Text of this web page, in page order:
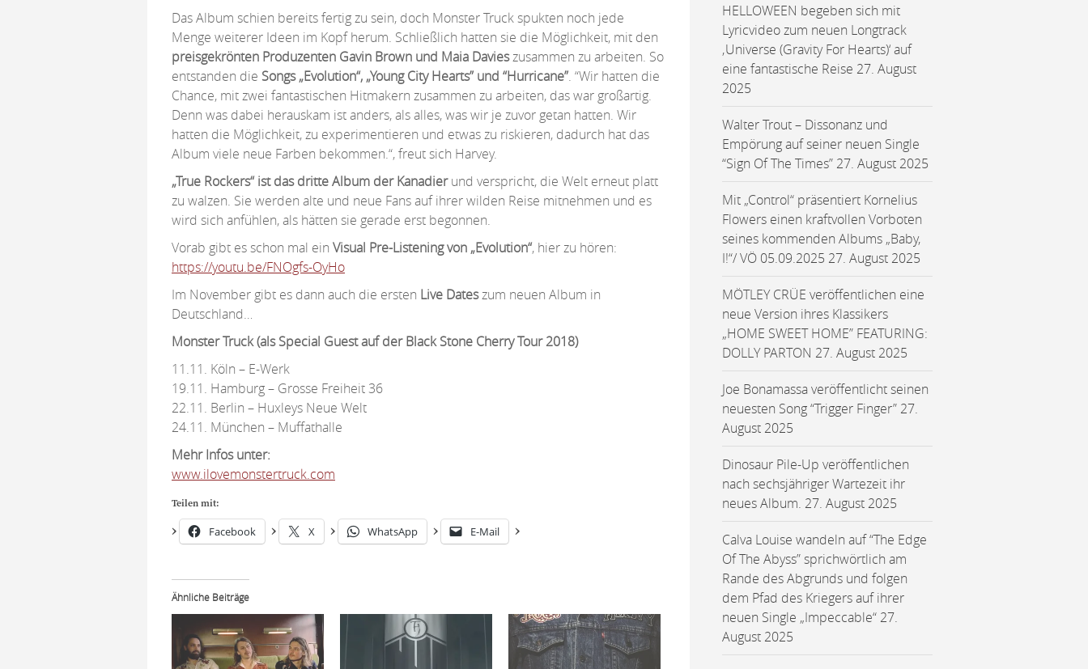
Das Album schien bereits fertig zu sein, doch Monster Truck spukten noch jede
Menge weiterer Ideen im Kopf herum. Schließlich hatten sie die Möglichkeit, mit den
preisgekrönten Produzenten Gavin Brown und Maia Davieszusammen zu arbeiten. So
entstanden die Songs „Evolution“, „Young City Hearts” und “Hurricane”. “Wir hatten die
Chance, mit zwei fantastischen Hitmakern zusammen zu arbeiten, das war großartig.
Denn was dabei herauskam ist anders, als alles, was wir je zuvor getan hatten. Wir
hatten die Möglichkeit, zu experimentieren und etwas zu riskieren, dadurch hat das
Album viele neue Farben bekommen.“, freut sich Harvey.
„True Rockers“ ist das dritte Album der Kanadierund verspricht, die Welt erneut platt
zu walzen. Sie werden alte und neue Fans auf ihrer wilden Reise mitnehmen und es
wird sich anfühlen, als hätten sie gerade erst begonnen.
Vorab gibt es schon mal ein Visual Pre-Listening von „Evolution“, hier zu hören:
https://youtu.be/FNOgfs-OyHo
Im November gibt es dann auch die ersten Live Dateszum neuen Album in
Deutschland…
Monster Truck (als Special Guest auf der Black Stone Cherry Tour 2018)
11.11. Köln – E-Werk
19.11. Hamburg – Grosse Freiheit 36
22.11. Berlin – Huxleys Neue Welt
24.11. München – Muffathalle
Mehr Infos unter:
www.ilovemonstertruck.com
Teilen mit:
Facebook X WhatsApp E-Mail
Ähnliche Beiträge
HELLOWEEN begeben sich mit
Lyricvideo zum neuen Longtrack
‚Universe (Gravity For Hearts)‘ auf
eine fantastische Reise 27. August
2025
Walter Trout – Dissonanz und
Empörung auf seiner neuen Single
“Sign Of The Times” 27. August 2025
Mit „Control“ präsentiert Kornelius
Flowers einen kraftvollen Vorboten
seines kommenden Albums „Baby,
I!“/ VÖ 05.09.2025 27. August 2025
MÖTLEY CRÜE veröffentlichen eine
neue Version ihres Klassikers
„HOME SWEET HOME” FEATURING:
DOLLY PARTON 27. August 2025
Joe Bonamassa veröffentlicht seinen
neuesten Song “Trigger Finger” 27.
August 2025
Dinosaur Pile-Up veröffentlichen
nach sechsjähriger Wartezeit ihr
neues Album. 27. August 2025
Calva Louise wandeln auf “The Edge
Of The Abyss” sprichwörtlich am
Rande des Abgrunds und folgen
dem Pfad des Kriegers auf ihrer
neuen Single „Impeccable“ 27.
August 2025